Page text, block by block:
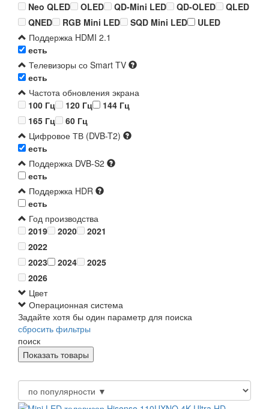
Neo QLED
OLED QD-Mini LED QD-OLED
QLED
QNED
RGB Mini LED SQD Mini LED
ULED
Поддержка HDMI 2.1
есть
Телевизоры со Smart TV
есть
Частота обновления экрана
100 Гц
120 Гц
144 Гц
165 Гц
60 Гц
Цифровое ТВ (DVB-T2)
есть
Поддержка DVB-S2
есть
Поддержка HDR
есть
Год производства
2019
2020
2021
2022
2023
2024
2025
2026
Цвет
Операционная система
Задайте хотя бы один параметр для поиска
сбросить фильтры
поиск